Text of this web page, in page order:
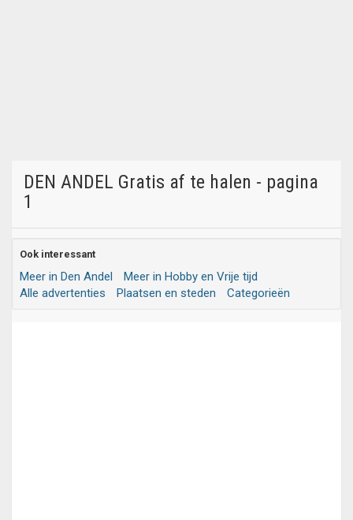
DEN ANDEL Gratis af te halen - pagina
1
Ook interessant
Meer in Den Andel
Meer in Hobby en Vrije tijd
Alle advertenties
Plaatsen en steden Categorieën